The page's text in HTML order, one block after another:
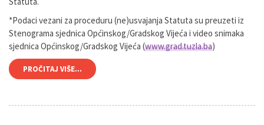
*Podaci vezani za proceduru (ne)usvajanja Statuta su preuzeti iz
Stenograma sjednica Općinskog/Gradskog Vijeća i video snimaka
sjednica Općinskog/Gradskog Vijeća (www.grad.tuzla.ba)
PROČITAJ VIŠE...